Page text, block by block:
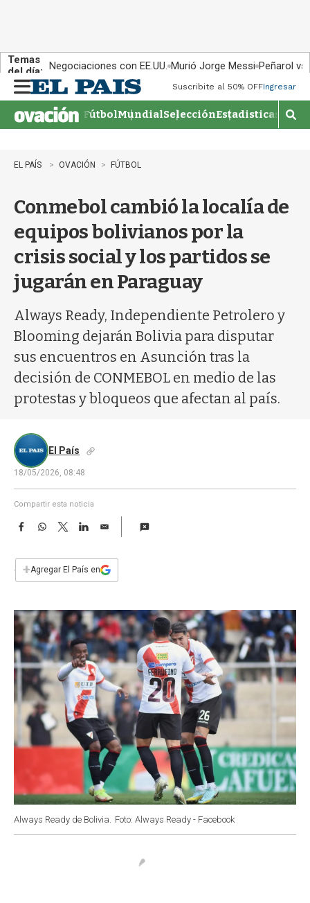
Temas
del día: Negociaciones con EE.UU. Murió Jorge Messi Peñarol
n
u
Suscribite al 50% OFFIngresar
FútbolMundialSelecciónEstadisticas
M
o
EL PAÍS OVACIÓN FÚTBOL
Conmebol cambió la localía de
equipos bolivianos por la
crisis social y los partidos se
jugarán en Paraguay
Always Ready, Independiente Petrolero y
Blooming dejarán Bolivia para disputar
sus encuentros en Asunción tras la
decisión de CONMEBOL en medio de las
protestas y bloqueos que afectan al país.
El País
18/05/2026, 08:48
Compartir esta noticia
F
e
b
k
W
s
p
T
w
t
L
n
E
i
l
+Agregar El País en
Always Ready de Bolivia. Foto: Always Ready - Facebook